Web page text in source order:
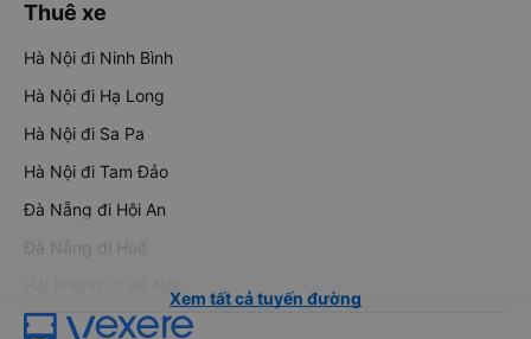
Thuê xe
Hà Nội đi Ninh Bình
Hà Nội đi Hạ Long
Hà Nội đi Sa Pa
Hà Nội đi Tam Đảo
Đà Nẵng đi Hội An
Đà Nẵng đi Huế
Xem tất cả tuyến đường